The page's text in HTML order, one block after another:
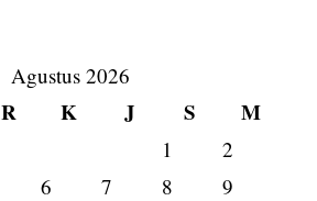
Agustus 2026
R K J S M
1
2
6 7 8
9